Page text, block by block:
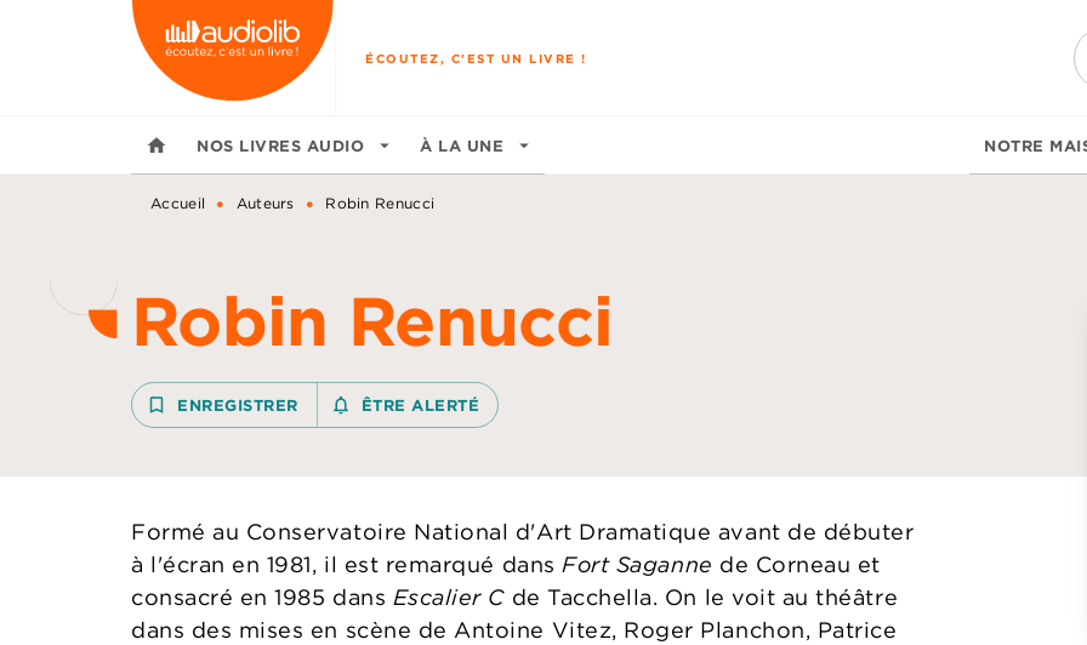
MENU RECHERCHE
ÉCOUTEZ, C'EST UN LIVRE !
home NOS LIVRES AUDIO arrow_drop_down À LA UNE arrow_drop_down NOTRE
Accueil • Auteurs • Robin Renucci
Robin Renucci
bookmark_border ENREGISTRER notifications_none_outlined
ÊTRE ALERTÉ
Formé au Conservatoire National d'Art Dramatique avant de débuter
à l'écran en 1981, il est remarqué dansFort Saganne de Corneau et
consacré en 1985 dans Escalier Cde Tacchella. On le voit au théâtre
dans des mises en scène de Antoine Vitez, Roger Planchon, Patrice